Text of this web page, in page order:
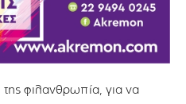
φιλανθρωπία, για να